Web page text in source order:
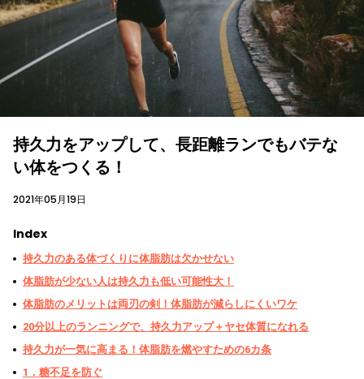
持久力をアップして、長距離ランでもバテな
い体をつくる！
2021年05月19日
Index
持久力のある体づくりに体脂肪は欠かせない
体脂肪が少ない人は持久力も低い可能性大！
体脂肪のメリットは両刃の剣！体脂肪が減らしにくいワケ
20分以上のランニングで、持久力アップ＋ヤセ体質になれる
持久力が一気に高まる！体脂肪を燃やすための6カ条
1．糖不足を防ぐ